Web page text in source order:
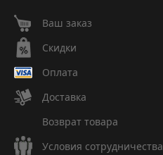
Ваш заказ
Скидки
Оплата
Доставка
Возврат товара
Условия сотрудничества